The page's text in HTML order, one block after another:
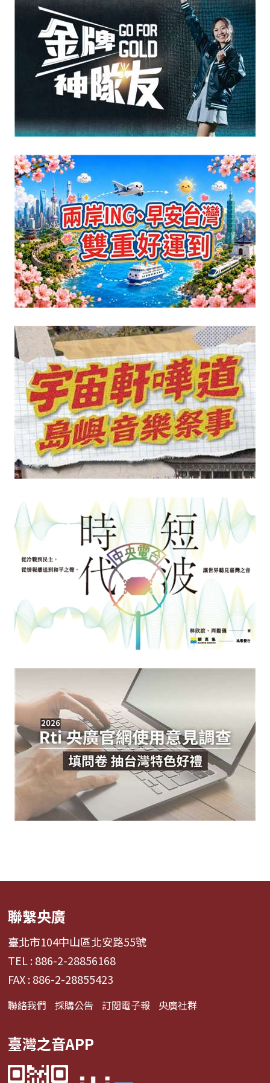
聯繫央廣
臺北市104中山區北安路55號
TEL : 886-2-28856168
FAX : 886-2-28855423
聯絡我們 採購公告 訂閱電子報 央廣社群
臺灣之音APP